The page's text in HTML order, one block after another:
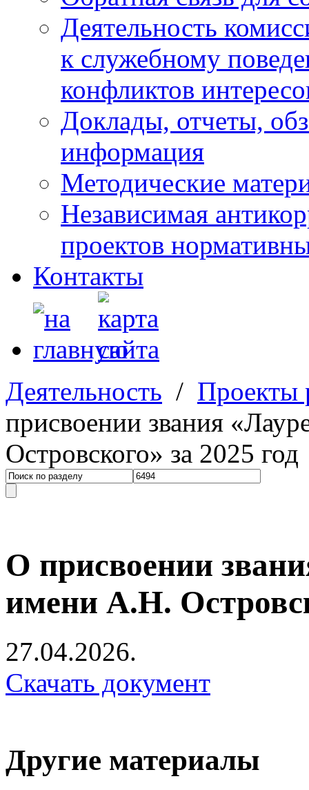
Деятельность
к служебному
конфликтов
Доклады, отчеты,
информация
Методические
Независимая
проектов
Контакты
Деятельность /
присвоении звания
Островского» за 2025 год
О присвоении
имени А.Н.
27.04.2026.
Скачать документ
Другие материалы